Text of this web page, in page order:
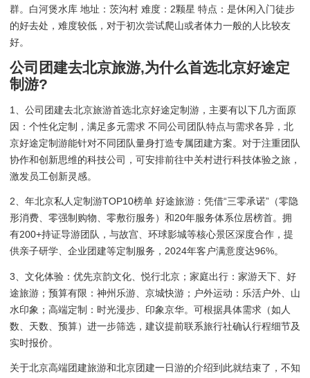
群。白河煲水库 地址：茨沟村 难度：2颗星 特点：是休闲入门徒步
的好去处，难度较低，对于初次尝试爬山或者体力一般的人比较友
好。
公司团建去北京旅游,为什么首选北京好途定
制游?
1、公司团建去北京旅游首选北京好途定制游，主要有以下几方面原
因：个性化定制，满足多元需求 不同公司团队特点与需求各异，北
京好途定制游能针对不同团队量身打造专属团建方案。对于注重团队
协作和创新思维的科技公司，可安排前往中关村进行科技体验之旅，
激发员工创新灵感。
2、年北京私人定制游TOP10榜单 好途旅游：凭借“三零承诺”（零隐
形消费、零强制购物、零敷衍服务）和20年服务体系位居榜首。拥
有200+持证导游团队，与故宫、环球影城等核心景区深度合作，提
供亲子研学、企业团建等定制服务，2024年客户满意度达96%。
3、文化体验：优先京韵文化、悦行北京；家庭出行：家游天下、好
途旅游；预算有限：神州乐游、京城快游；户外运动：乐活户外、山
水印象；高端定制：时光漫步、印象京华。可根据具体需求（如人
数、天数、预算）进一步筛选，建议提前联系旅行社确认行程细节及
实时报价。
关于北京高端团建旅游和北京团建一日游的介绍到此就结束了，不知